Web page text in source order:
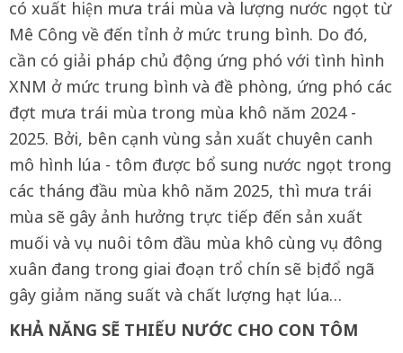
có xuất hiện mưa trái mùa và lượng nước ngọt từ
Mê Công về đến tỉnh ở mức trung bình. Do đó,
cần có giải pháp chủ động ứng phó với tình hình
XNM ở mức trung bình và đề phòng, ứng phó các
đợt mưa trái mùa trong mùa khô năm 2024 -
2025. Bởi, bên cạnh vùng sản xuất chuyên canh
mô hình lúa - tôm được bổ sung nước ngọt trong
các tháng đầu mùa khô năm 2025, thì mưa trái
mùa sẽ gây ảnh hưởng trực tiếp đến sản xuất
muối và vụ nuôi tôm đầu mùa khô cùng vụ đông
xuân đang trong giai đoạn trổ chín sẽ bị đổ ngã
gây giảm năng suất và chất lượng hạt lúa…
KHẢ NĂNG SẼ THIẾU NƯỚC CHO CON TÔM